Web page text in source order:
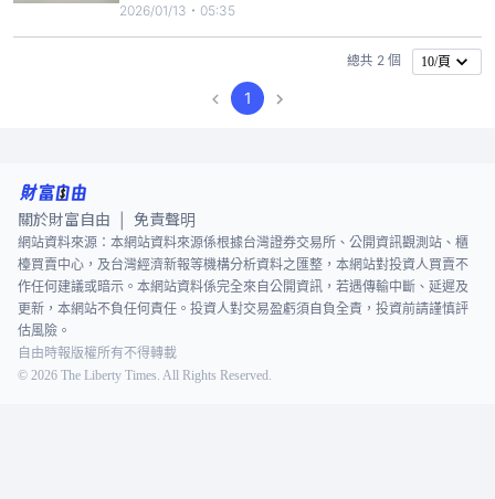
當天收盤價25.61元估算，年化配息率高達13%，近
日吸引大量買盤湧入，讓中信投信緊急暫停初級市場
申購，但投資人轉透過次級市場交易，中信投信今
（13）日示警，統計至昨（12） 日淨值為26.08元，
2026/01/13・05:35
總共 2 個 10/頁
1
關於財富自由 免責聲明
網站資料來源：本網站資料來源係根據台灣證券交易所、公開資訊觀測站、櫃
檯買賣中心，及台灣經濟新報等機構分析資料之匯整，本網站對投資人買賣不
作任何建議或暗示。本網站資料係完全來自公開資訊，若遇傳輸中斷、延遲及
更新，本網站不負任何責任。投資人對交易盈虧須自負全責，投資前請謹慎評
估風險。
自由時報版權所有不得轉載
© 2026 The Liberty Times. All Rights Reserved.